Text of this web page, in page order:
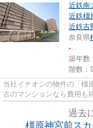
近鉄南
近鉄橿
近鉄吉
奈良県
-
築年数
階数：
当社イチオシの物件の「橿
古のマンションなら費用も
過去
橿原神宮前ス